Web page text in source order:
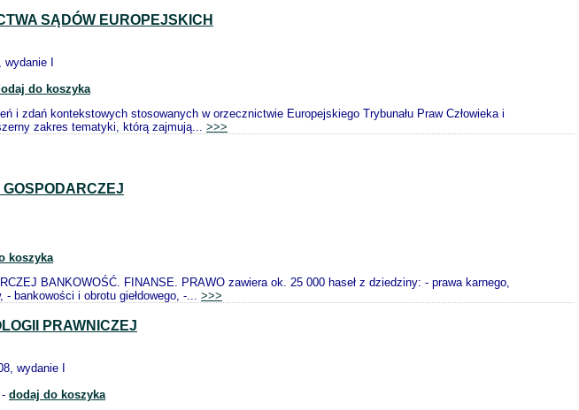
SĄDÓW EUROPEJSKICH
I
do koszyka
i zdań kontekstowych stosowanych w orzecznictwie Europejskiego Trybunału Praw Człowieka i
zakres tematyki, którą zajmują... >>>
koszyka
BANKOWOŚĆ. FINANSE. PRAWO zawiera ok. 25 000 haseł z dziedziny: - prawa karnego,
bankowości i obrotu giełdowego, -... >>>
PRAWNICZEJ
wydanie I
dodaj do koszyka